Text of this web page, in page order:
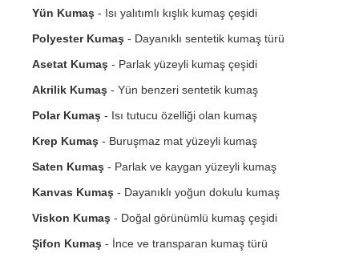
Yün Kumaş - Isı yalıtımlı kışlık kumaş çeşidi
Polyester Kumaş - Dayanıklı sentetik kumaş türü
Asetat Kumaş - Parlak yüzeyli kumaş çeşidi
Akrilik Kumaş - Yün benzeri sentetik kumaş
Polar Kumaş - Isı tutucu özelliği olan kumaş
Krep Kumaş - Buruşmaz mat yüzeyli kumaş
Saten Kumaş - Parlak ve kaygan yüzeyli kumaş
Kanvas Kumaş - Dayanıklı yoğun dokulu kumaş
Viskon Kumaş - Doğal görünümlü kumaş çeşidi
Şifon Kumaş - İnce ve transparan kumaş türü